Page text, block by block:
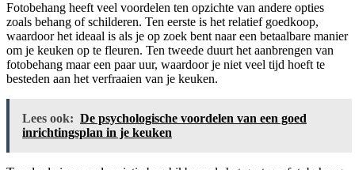
Fotobehang heeft veel voordelen ten opzichte van andere opties
zoals behang of schilderen. Ten eerste is het relatief goedkoop,
waardoor het ideaal is als je op zoek bent naar een betaalbare manier
om je keuken op te fleuren. Ten tweede duurt het aanbrengen van
fotobehang maar een paar uur, waardoor je niet veel tijd hoeft te
besteden aan het verfraaien van je keuken.
Lees ook: De psychologische voordelen van een goed
inrichtingsplan in je keuken